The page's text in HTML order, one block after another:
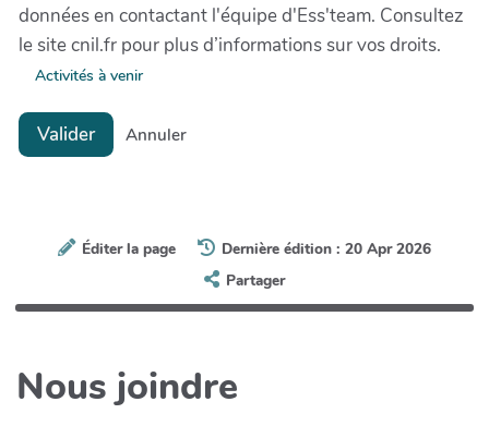
données en contactant l'équipe d'Ess'team. Consultez
le site cnil.fr pour plus d’informations sur vos droits.
Activités à venir
Valider Annuler
Éditer la page
Dernière édition : 20 Apr 2026
Partager
Nous joindre